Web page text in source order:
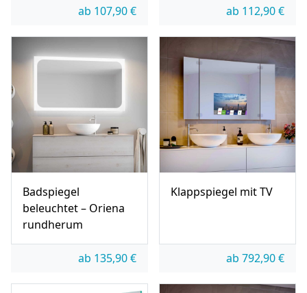
ab 107,90€ ab 112,90€
Badspiegel
beleuchtet – Oriena
rundherum
ab 135,90€
Klappspiegel mit TV
ab 792,90€